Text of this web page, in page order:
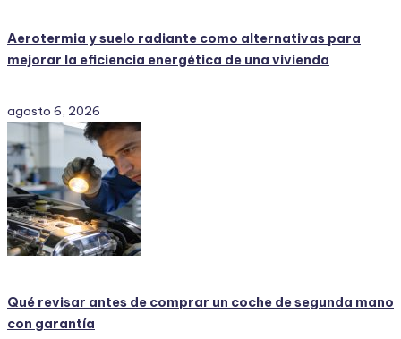
Aerotermia y suelo radiante como alternativas para
mejorar la eficiencia energética de una vivienda
agosto 6, 2026
Qué revisar antes de comprar un coche de segunda mano
con garantía